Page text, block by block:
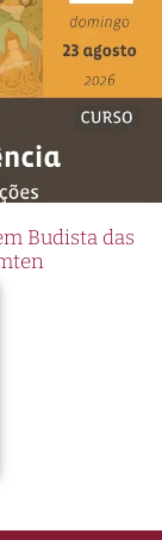
Budista das